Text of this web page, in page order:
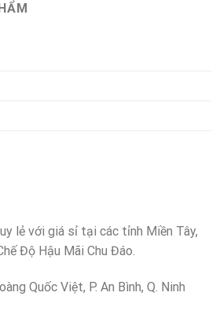
lẻ với giá sỉ tại các tỉnh Miền Tây,
Độ Hậu Mãi Chu Đáo.
Quốc Việt, P. An Bình, Q. Ninh